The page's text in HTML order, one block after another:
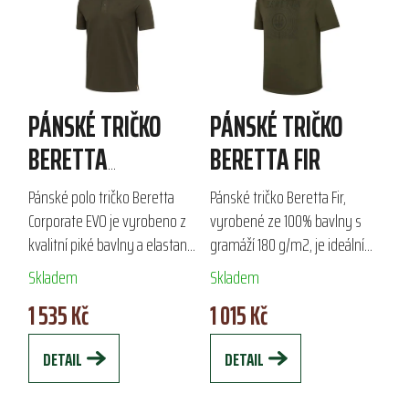
PÁNSKÉ TRIČKO
BERETTA
CORPORATE EVO
POLO
Pánské polo tričko Beretta
Corporate EVO je vyrobeno z
kvalitní piké bavlny a elastanu
s gramáží 220 g/m², ideální
pro outdoorové aktivity a
sportovní střelbu. Díky
pohodlnému...
Skladem
1 535 Kč
DETAIL
PÁNSKÉ TRIČKO
BERETTA FIR
Pánské tričko Beretta Fir,
vyrobené ze 100% bavlny s
gramáží 180 g/m2, je ideální
pro outdoorové aktivity a
sportovní střelbu. Díky
klasickému střihu a stylové
grafice Beretta...
Skladem
1 015 Kč
DETAIL